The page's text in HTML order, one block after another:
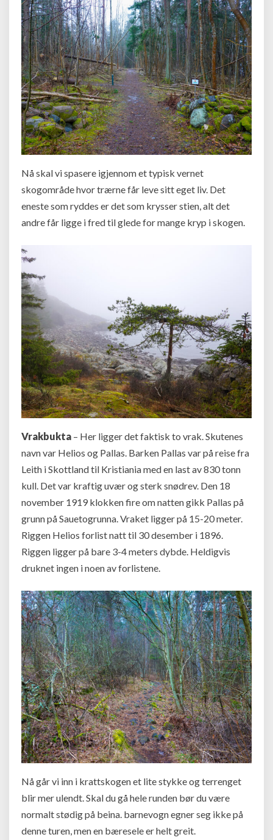
Nå skal vi spasere igjennom et typisk vernet
skogområde hvor trærne får leve sitt eget liv. Det
eneste som ryddes er det som krysser stien, alt det
andre får ligge i fred til glede for mange kryp i skogen.
Vrakbukta – Her ligger det faktisk to vrak. Skutenes
navn var Helios og Pallas. Barken Pallas var på reise fra
Leith i Skottland til Kristiania med en last av 830 tonn
kull. Det var kraftig uvær og sterk snødrev. Den 18
november 1919 klokken fire om natten gikk Pallas på
grunn på Sauetogrunna. Vraket ligger på 15-20 meter.
Riggen Helios forlist natt til 30 desember i 1896.
Riggen ligger på bare 3-4 meters dybde. Heldigvis
druknet ingen i noen av forlistene.
Nå går vi inn i krattskogen et lite stykke og terrenget
blir mer ulendt. Skal du gå hele runden bør du være
normalt stødig på beina. barnevogn egner seg ikke på
denne turen, men en bæresele er helt greit.